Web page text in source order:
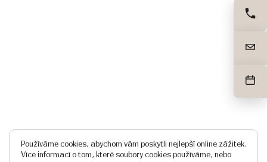
Používáme cookies, abychom vám poskytli nejlepší online zážitek.
Více informací o tom, které soubory cookies používáme, nebo